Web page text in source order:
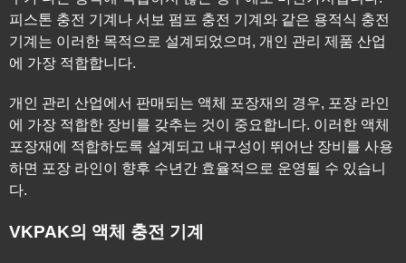
피스톤 충전 기계나 서보 펌프 충전 기계와 같은 용적식 충전
기계는 이러한 목적으로 설계되었으며, 개인 관리 제품 산업
에 가장 적합합니다.
개인 관리 산업에서 판매되는 액체 포장재의 경우, 포장 라인
에 가장 적합한 장비를 갖추는 것이 중요합니다. 이러한 액체
포장재에 적합하도록 설계되고 내구성이 뛰어난 장비를 사용
하면 포장 라인이 향후 수년간 효율적으로 운영될 수 있습니
다.
VKPAK의 액체 충전 기계